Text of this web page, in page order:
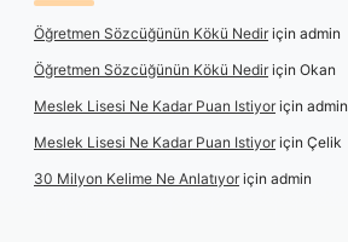
Öğretmen Sözcüğünün Kökü Nediriçin admin
Öğretmen Sözcüğünün Kökü Nediriçin Okan
Meslek Lisesi Ne Kadar Puan Istiyoriçin admin
Meslek Lisesi Ne Kadar Puan Istiyoriçin Çelik
30 Milyon Kelime Ne Anlatıyoriçin admin